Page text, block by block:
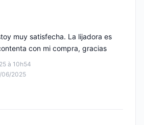
à 10h54
06/2025
muy satisfecha. La lijadora es
con mi compra, gracias